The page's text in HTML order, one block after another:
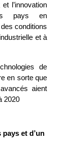
l’innovation
pays en
conditions
et à
de
en sorte que
aient
2020
et d’un